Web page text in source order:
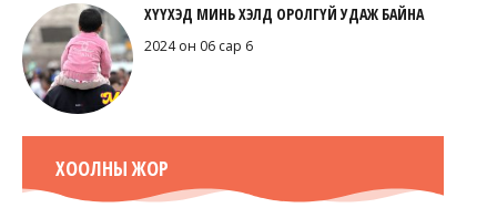
ХҮҮХЭД МИНЬ ХЭЛД ОРОЛГҮЙ УДАЖ БАЙНА
2024 он 06 сар 6
ХООЛНЫ ЖОР